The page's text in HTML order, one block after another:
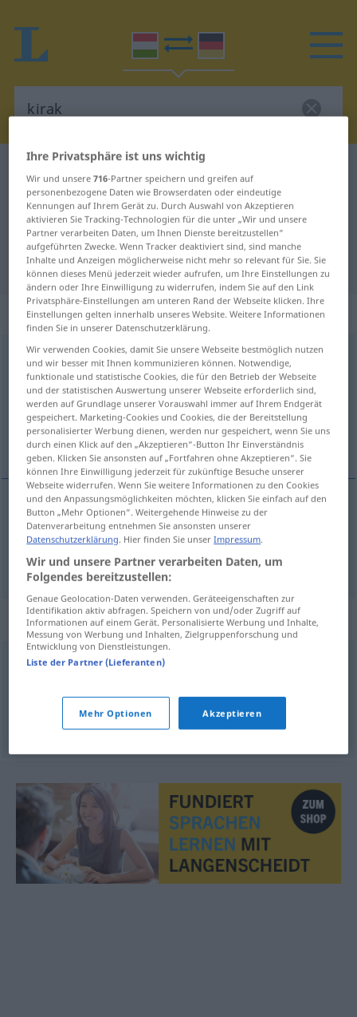
Ungarisch-Deutsch Übersetzung
für "kirak"
"kirak" Deutsch Übersetzung
„kirak“
kirak
Übersicht aller Übersetzungen
(Für mehr Details die Übersetzung anklicken/antippen)
hinauslegen, ausladen
(hin)auslegen kirak
ausladen kirak
Synonyme für "kirak"
kiállít
Ihre Privatsphäre ist uns wichtig
Wir und unsere716-Partner speichern und greifen auf
personenbezogene Daten wie Browserdaten oder eindeutige
Kennungen auf Ihrem Gerät zu. Durch Auswahl von Akzeptieren
aktivieren Sie Tracking-Technologien für die unter „Wir und unsere
Partner verarbeiten Daten, um Ihnen Dienste bereitzustellen“
aufgeführten Zwecke. Wenn Tracker deaktiviert sind, sind manche
Inhalte und Anzeigen möglicherweise nicht mehr so relevant für Sie. Sie
können dieses Menü jederzeit wieder aufrufen, um Ihre Einstellungen zu
ändern oder Ihre Einwilligung zu widerrufen, indem Sie auf den Link
Privatsphäre-Einstellungen am unteren Rand der Webseite klicken. Ihre
Einstellungen gelten innerhalb unseres Website. Weitere Informationen
finden Sie in unserer Datenschutzerklärung.
Wir verwenden Cookies, damit Sie unsere Webseite bestmöglich nutzen
und wir besser mit Ihnen kommunizieren können. Notwendige,
funktionale und statistische Cookies, die für den Betrieb der Webseite
und der statistischen Auswertung unserer Webseite erforderlich sind,
werden auf Grundlage unserer Vorauswahl immer auf Ihrem Endgerät
gespeichert. Marketing-Cookies und Cookies, die der Bereitstellung
personalisierter Werbung dienen, werden nur gespeichert, wenn Sie uns
durch einen Klick auf den „Akzeptieren“-Button Ihr Einverständnis
geben. Klicken Sie ansonsten auf „Fortfahren ohne Akzeptieren“. Sie
können Ihre Einwilligung jederzeit für zukünftige Besuche unserer
Webseite widerrufen. Wenn Sie weitere Informationen zu den Cookies
und den Anpassungsmöglichkeiten möchten, klicken Sie einfach auf den
Button „Mehr Optionen“. Weitergehende Hinweise zu der
Datenverarbeitung entnehmen Sie ansonsten unserer
Datenschutzerklärung. Hier finden Sie unserImpressum.
Wir und unsere Partner verarbeiten Daten, um
Folgendes bereitzustellen:
Genaue Geolocation-Daten verwenden. Geräteeigenschaften zur
Identifikation aktiv abfragen. Speichern von und/oder Zugriff auf
Informationen auf einem Gerät. Personalisierte Werbung und Inhalte,
Messung von Werbung und Inhalten, Zielgruppenforschung und
Entwicklung von Dienstleistungen.
Liste der Partner (Lieferanten)
Mehr Optionen Akzeptieren